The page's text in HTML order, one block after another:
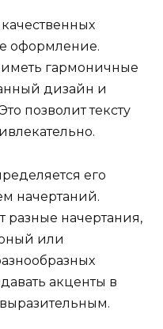
оформление.
гармоничные
дизайн и
позволит тексту
его
начертаний.
начертания,
или
акценты в
выразительным.